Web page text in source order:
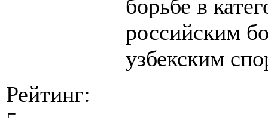
борьбе в
российским
узбекским
Рейтинг: